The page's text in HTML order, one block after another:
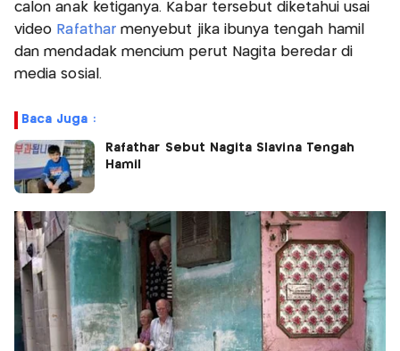
calon anak ketiganya. Kabar tersebut diketahui usai
video Rafatharmenyebut jika ibunya tengah hamil
dan mendadak mencium perut Nagita beredar di
media sosial.
Baca Juga :
Rafathar Sebut Nagita Slavina Tengah
Hamil